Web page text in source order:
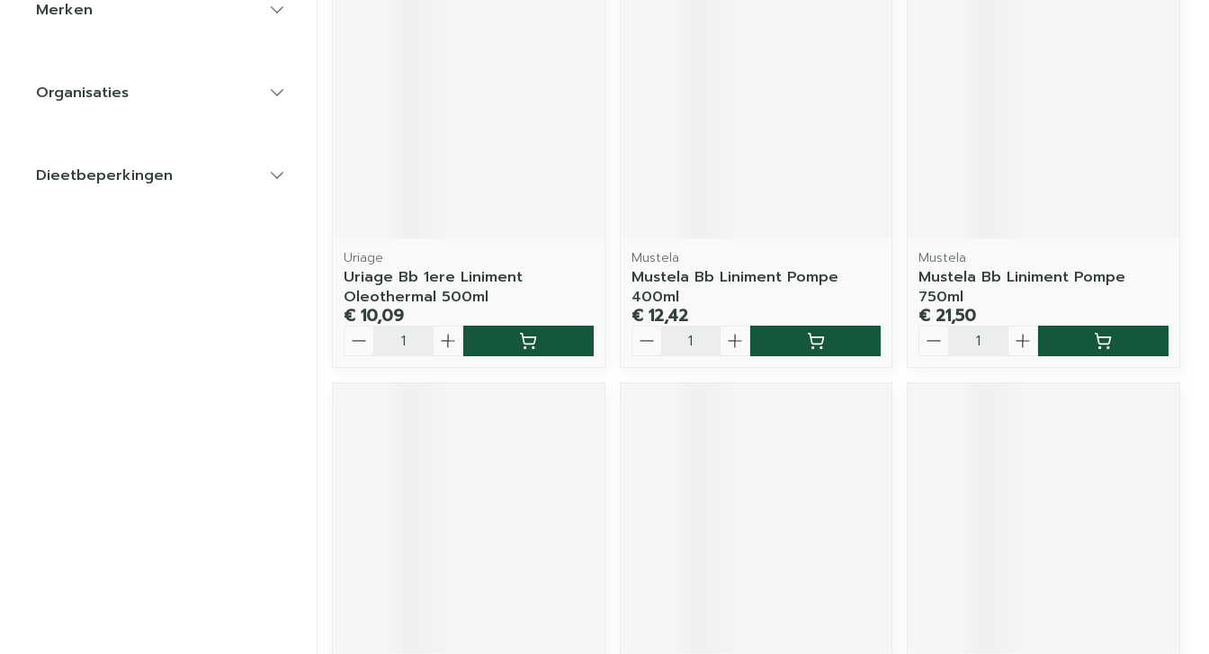
Merken
Organisaties
Dieetbeperkingen
Uriage
Uriage Bb 1ere Liniment
Oleothermal 500ml
€ 10,09
Mustela
Mustela Bb Liniment Pompe
400ml
€ 12,42
Mustela
Mustela Bb Liniment Pompe
750ml
€ 21,50